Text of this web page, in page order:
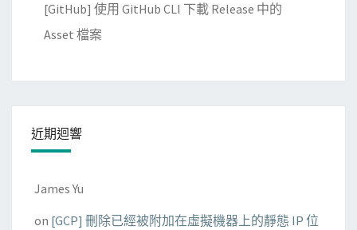
[GitHub] 使用 GitHub CLI 下載 Release 中的
Asset 檔案
近期迴響
James Yu
on [GCP] 刪除已經被附加在虛擬機器上的靜態 IP 位